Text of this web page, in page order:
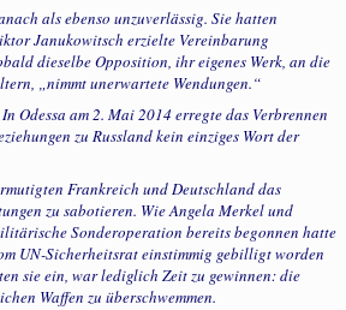
als ebenso unzuverlässig. Sie hatten
Janukowitsch erzielte Vereinbarung
dieselbe Opposition, ihr eigenes Werk, an die
„nimmt unerwartete Wendungen.“
Odessa am 2. Mai 2014 erregte das Verbrennen
zu Russland kein einziges Wort der
Frankreich und Deutschland das
zu sabotieren. Wie Angela Merkel und
Sonderoperation bereits begonnen hatte
UN-Sicherheitsrat einstimmig gebilligt worden
sie ein, war lediglich Zeit zu gewinnen: die
Waffen zu überschwemmen.